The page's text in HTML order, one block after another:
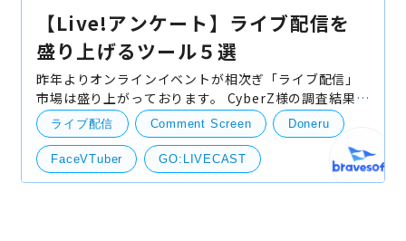
【Live!アンケート】ライブ配信を
盛り上げるツール５選
昨年よりオンラインイベントが相次ぎ「ライブ配信」
市場は盛り上がっております。 CyberZ様の調査結果に
よると、ここ5年は右肩上がりとなり「2024年には
1,000億円規模にも到達する」と言われており、コロナ
が収束し
ライブ配信 Comment Screen Doneru
FaceVTuber GO:LIVECAST